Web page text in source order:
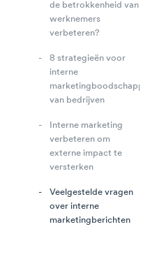
de betrokkenheid van
werknemers
verbeteren?
8 strategieën voor
interne
marketingboodschappen
van bedrijven
Interne marketing
verbeteren om
externe impact te
versterken
Veelgestelde vragen
over interne
marketingberichten